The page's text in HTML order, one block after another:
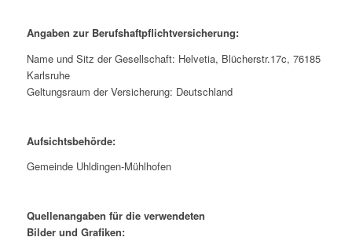
Angaben zur Berufshaftpflichtversicherung:
Name und Sitz der Gesellschaft: Helvetia, Blücherstr.17c, 76185
Karlsruhe
Geltungsraum der Versicherung: Deutschland
Aufsichtsbehörde:
Gemeinde Uhldingen-Mühlhofen
Quellenangaben für die verwendeten
Bilder und Grafiken: